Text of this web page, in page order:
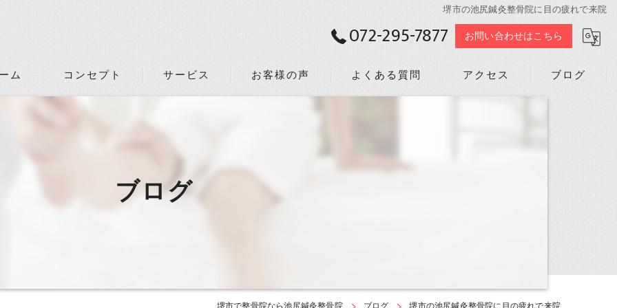
堺市の池尻鍼灸整骨院に目の疲れで来院
072-295-7877 お問い合わせはこちら
ム コンセプト サービス お客様の声 よくある質問 アクセス ブログ
ブログ